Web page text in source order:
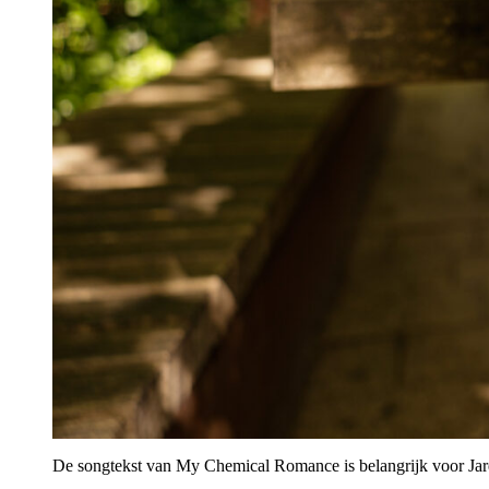
De songtekst van My Chemical Romance is belangrijk voor